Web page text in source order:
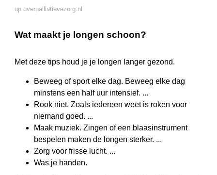
op overpalliatievezorg.nl
Wat maakt je longen schoon?
Met deze tips houd je je longen langer gezond.
Beweeg of sport elke dag. Beweeg elke dag
minstens een half uur intensief. ...
Rook niet. Zoals iedereen weet is roken voor
niemand goed. ...
Maak muziek. Zingen of een blaasinstrument
bespelen maken de longen sterker. ...
Zorg voor frisse lucht. ...
Was je handen.